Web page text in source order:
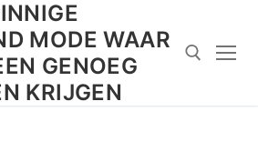
MODE WAAR
GENOEG
KRIJGEN